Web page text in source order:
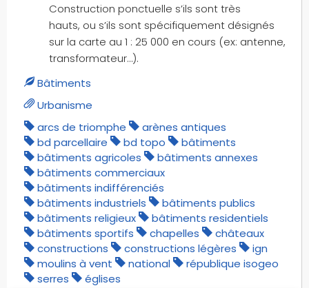
pistes cyclables
pistes d'atterrissages
pistes d'aérodromes
pistes d'aérodromes en herbes
pistes d'aérodromes revêtues
pistes de sport
plages
plaines
plan d'urbanisme
plans d'eau
plans d'eau de mines
plans d'eau gravière
plans d'eaux aménagés pour l'atterrissage
Construction ponctuelle s’ils sont très
hauts, ou s’ils sont spécifiquement désignés
sur la carte au 1 : 25 000 en cours (ex: antenne,
transformateur…).
Bâtiments
Urbanisme
arcs de triomphe
arènes antiques
bd parcellaire
bd topo
bâtiments
bâtiments agricoles
bâtiments annexes
bâtiments commerciaux
bâtiments indifférenciés
bâtiments industriels
bâtiments publics
bâtiments religieux
bâtiments residentiels
bâtiments sportifs
chapelles
châteaux
constructions
constructions légères
ign
moulins à vent
national
république isogeo
serres
églises